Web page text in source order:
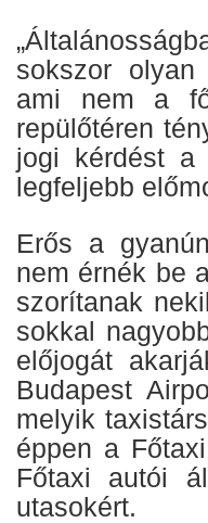
sokszor
ami nem a
repülőtéren
jogi kérdést a
legfeljebb
Erős a
nem érnék be
szorítanak
sokkal
előjogát
Budapest
melyik
éppen a
Főtaxi autói
utasokért.